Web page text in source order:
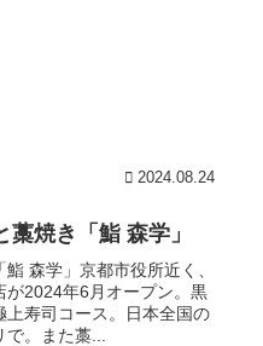
2024.08.24
焼き「鮨 森学」
森学」京都市役所近く、
が2024年6月オープン。黒
寿司コース。日本全国の
。また藁...